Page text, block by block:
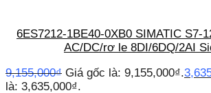
6ES7212-1BE40-0XB0 SIMATIC S7-
AC/DC/rơ le 8DI/6DQ/2AI
9,155,000₫ Giá gốc là: 9,155,000₫.
là: 3,635,000₫.